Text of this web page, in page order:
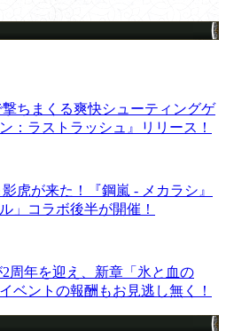
撃ちまくる爽快シューティングゲ
：ラストラッシュ』リリース！
虎が来た！『鋼嵐 - メカラシ』
」コラボ後半が開催！
2周年を迎え、新章「氷と血の
ベントの報酬もお見逃し無く！